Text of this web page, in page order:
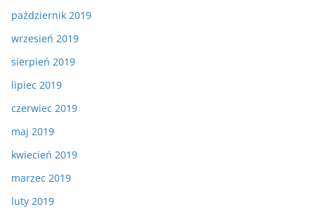
październik 2019
wrzesień 2019
sierpień 2019
lipiec 2019
czerwiec 2019
maj 2019
kwiecień 2019
marzec 2019
luty 2019